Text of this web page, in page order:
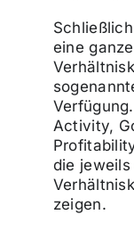
eine
Activity,
die
zeigen.